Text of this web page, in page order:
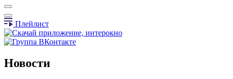
Плейлист
Новости